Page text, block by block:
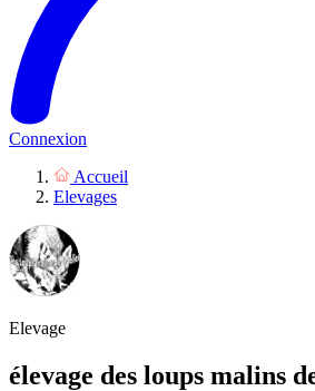
Connexion
Accueil
Elevages
Elevage
élevage des loups malins